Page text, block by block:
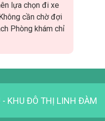
lựa chọn đi xe
cần chờ đợi
Phòng khám chỉ
- KHU ĐÔ THỊ LINH ĐÀM